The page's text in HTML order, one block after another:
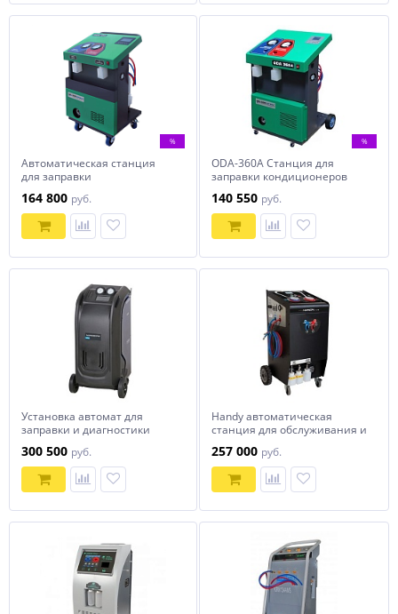
%
Автоматическая станция
для заправки
ODA-450
164 800 руб.
%
ODA-360A Станция для
заправки кондиционеров
140 550 руб.
Установка автомат для
заправки и диагностики
кондиционеров с принтером
NORDBERG NF21
300 500 руб.
Handy автоматическая
станция для обслуживания и
автокондиционеров
257 000 руб.